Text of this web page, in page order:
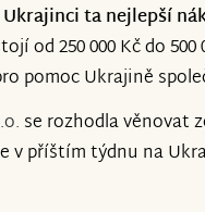
ta nejlepší
od 250 000 Kč do
pomoc Ukrajině
se rozhodla věnovat
v příštím týdnu na